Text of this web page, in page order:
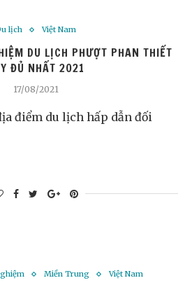
lịch Việt Nam
DU LỊCH PHƯỢT PHAN THIẾT
ĐỦ NHẤT 2021
17/08/2021
điểm du lịch hấp dẫn đối
Miền Trung Việt Nam